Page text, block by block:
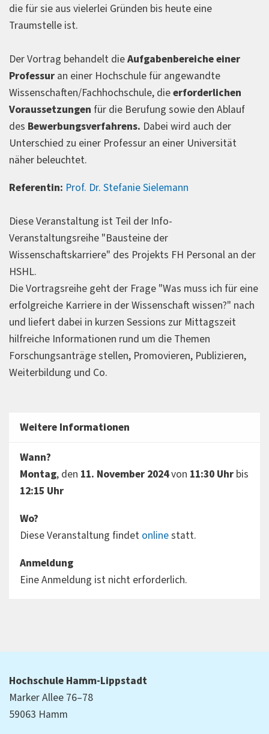
die für sie aus vielerlei Gründen bis heute eine
Traumstelle ist.
Der Vortrag behandelt dieAufgabenbereiche einer
Professur an einer Hochschule für angewandte
Wissenschaften/Fachhochschule, dieerforderlichen
Voraussetzungen für die Berufung sowie den Ablauf
des Bewerbungsverfahrens. Dabei wird auch der
Unterschied zu einer Professur an einer Universität
näher beleuchtet.
Referentin: Prof. Dr. Stefanie Sielemann
Diese Veranstaltung ist Teil der Info-
Veranstaltungsreihe "Bausteine der
Wissenschaftskarriere" des Projekts FH Personal an der
HSHL.
Die Vortragsreihe geht der Frage "Was muss ich für eine
erfolgreiche Karriere in der Wissenschaft wissen?" nach
und liefert dabei in kurzen Sessions zur Mittagszeit
hilfreiche Informationen rund um die Themen
Forschungsanträge stellen, Promovieren, Publizieren,
Weiterbildung und Co.
Weitere Informationen
Wann?
Montag, den 11. November 2024von 11:30 Uhrbis
12:15 Uhr
Wo?
Diese Veranstaltung findet onlinestatt.
Anmeldung
Eine Anmeldung ist nicht erforderlich.
Hochschule Hamm-Lippstadt
Marker Allee 76–78
59063 Hamm